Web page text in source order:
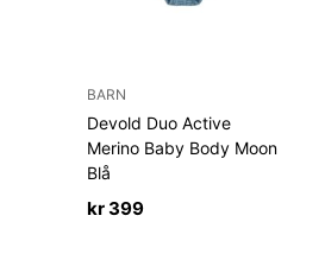
BARN
Devold Duo Active
Merino Baby Body Moon
Blå
kr399